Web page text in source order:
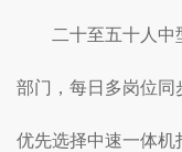
二十至五十人
部门，每日多岗位同
优先选择中速一体机